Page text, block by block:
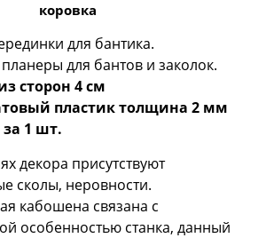
коровка
для бантика.
для бантов и заколок.
сторон 4 см
пластик толщина 2 мм
1 шт.
декора присутствуют
сколы, неровности.
кабошена связана с
особенностью станка, данный